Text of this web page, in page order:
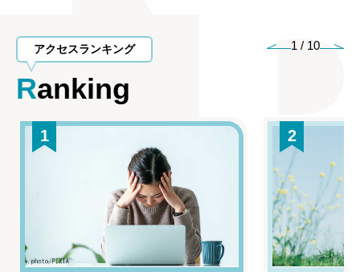
アクセスランキング
Ranking
1 / 10
1 2